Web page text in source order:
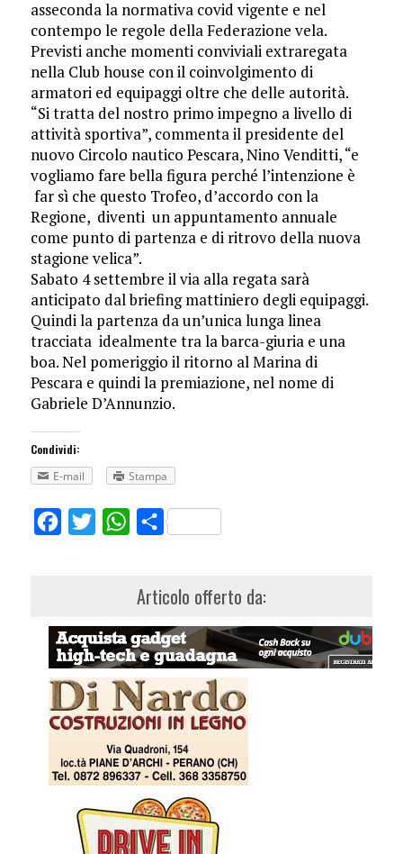
asseconda la normativa covid vigente e nel
contempo le regole della Federazione vela.
Previsti anche momenti conviviali extraregata
nella Club house con il coinvolgimento di
armatori ed equipaggi oltre che delle autorità.
“Si tratta del nostro primo impegno a livello di
attività sportiva”, commenta il presidente del
nuovo Circolo nautico Pescara, Nino Venditti, “e
vogliamo fare bella figura perché l’intenzione è
far sì che questo Trofeo, d’accordo con la
Regione, diventi un appuntamento annuale
come punto di partenza e di ritrovo della nuova
stagione velica”.
Sabato 4 settembre il via alla regata sarà
anticipato dal briefing mattiniero degli equipaggi.
Quindi la partenza da un’unica lunga linea
tracciata idealmente tra la barca-giuria e una
boa. Nel pomeriggio il ritorno al Marina di
Pescara e quindi la premiazione, nel nome di
Gabriele D’Annunzio.
Condividi:
E-mail
Stampa
FacebookTwitterWhatsApp
Share
Articolo offerto da: